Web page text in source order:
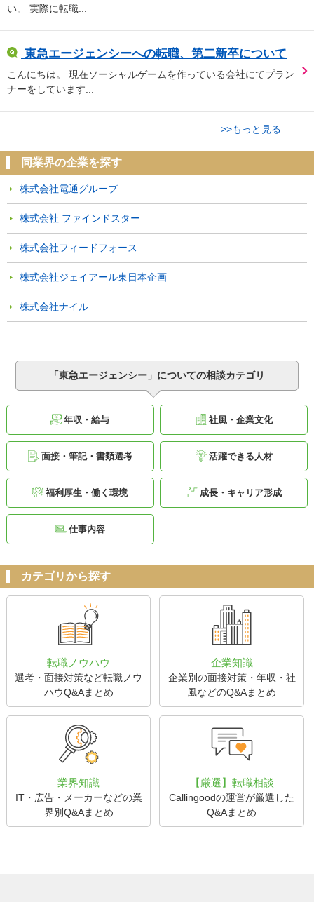
い。 実際に転職...
東急エージェンシーへの転職、第二新卒について
こんにちは。 現在ソーシャルゲームを作っている会社にてプラン
ナーをしています...
>>もっと見る
同業界の企業を探す
株式会社電通グループ
株式会社 ファインドスター
株式会社フィードフォース
株式会社ジェイアール東日本企画
株式会社ナイル
「東急エージェンシー」についての相談カテゴリ
年収・給与 社風・企業文化
面接・筆記・書類選考 活躍できる人材
福利厚生・働く環境 成長・キャリア形成
仕事内容
カテゴリから探す
転職ノウハウ
選考・面接対策など転職ノウ
ハウQ&Aまとめ
企業知識
企業別の面接対策・年収・社
風などのQ&Aまとめ
業界知識
IT・広告・メーカーなどの業
界別Q&Aまとめ
【厳選】転職相談
Callingoodの運営が厳選した
Q&Aまとめ